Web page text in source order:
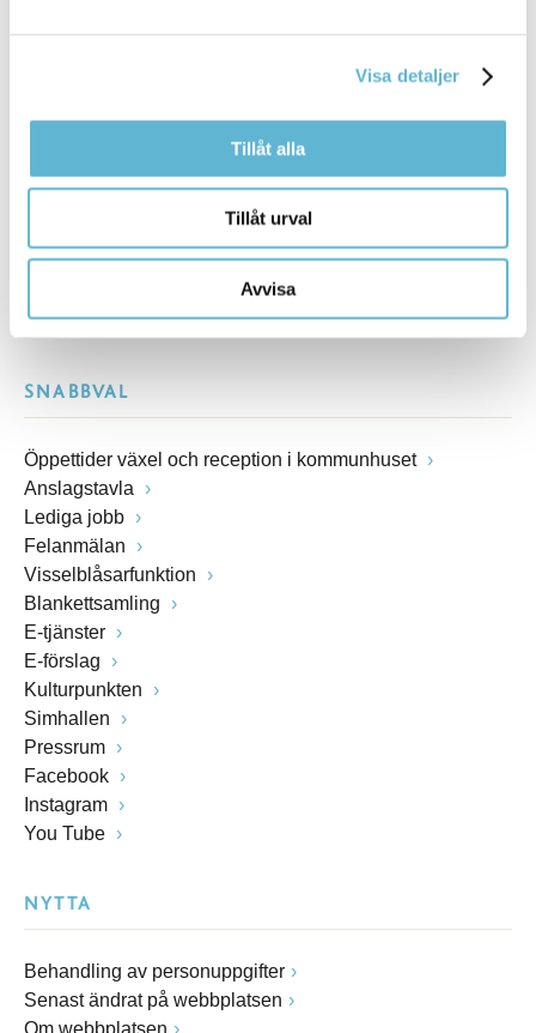
Visa detaljer
Tillåt alla
Tillåt urval
Avvisa
E-post
kommunstyrelsen@bromolla.se
Webbadress
Växel: 0456-82 20 00
Org.nr: 212000-0894
SNABBVAL
Öppettider växel och reception i kommunhuset
Anslagstavla
Lediga jobb
Felanmälan
Visselblåsarfunktion
Blankettsamling
E-tjänster
E-förslag
Kulturpunkten
Simhallen
Pressrum
Facebook
Instagram
You Tube
NYTTA
Behandling av personuppgifter
Senast ändrat på webbplatsen
Om webbplatsen